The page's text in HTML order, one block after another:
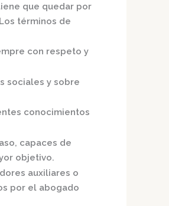
que quedar por
términos de
con respeto y
sociales y sobre
conocimientos
capaces de
objetivo.
auxiliares o
por el abogado